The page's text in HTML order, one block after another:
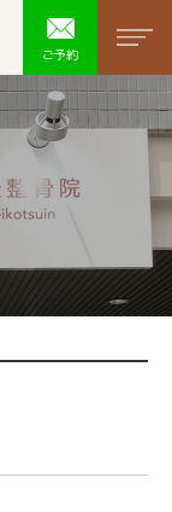
ご予約
あそびゴコ